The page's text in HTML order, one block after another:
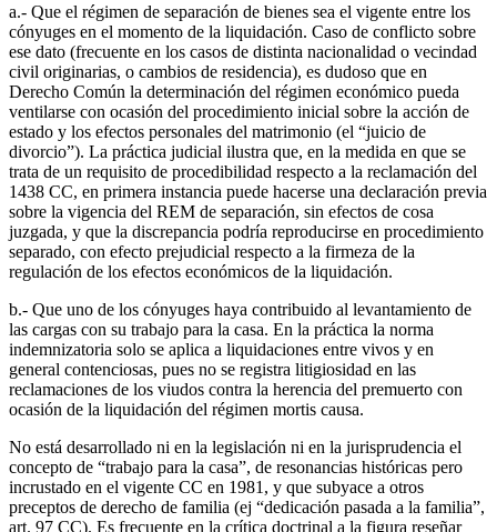
a.- Que el régimen de separación de bienes sea el vigente entre los
cónyuges en el momento de la liquidación. Caso de conflicto sobre
ese dato (frecuente en los casos de distinta nacionalidad o vecindad
civil originarias, o cambios de residencia), es dudoso que en
Derecho Común la determinación del régimen económico pueda
ventilarse con ocasión del procedimiento inicial sobre la acción de
estado y los efectos personales del matrimonio (el “juicio de
divorcio”). La práctica judicial ilustra que, en la medida en que se
trata de un requisito de procedibilidad respecto a la reclamación del
1438 CC, en primera instancia puede hacerse una declaración previa
sobre la vigencia del REM de separación, sin efectos de cosa
juzgada, y que la discrepancia podría reproducirse en procedimiento
separado, con efecto prejudicial respecto a la firmeza de la
regulación de los efectos económicos de la liquidación.
b.- Que uno de los cónyuges haya contribuido al levantamiento de
las cargas con su trabajo para la casa. En la práctica la norma
indemnizatoria solo se aplica a liquidaciones entre vivos y en
general contenciosas, pues no se registra litigiosidad en las
reclamaciones de los viudos contra la herencia del premuerto con
ocasión de la liquidación del régimen mortis causa.
No está desarrollado ni en la legislación ni en la jurisprudencia el
concepto de “trabajo para la casa”, de resonancias históricas pero
incrustado en el vigente CC en 1981, y que subyace a otros
preceptos de derecho de familia (ej “dedicación pasada a la familia”,
art. 97 CC). Es frecuente en la crítica doctrinal a la figura reseñar